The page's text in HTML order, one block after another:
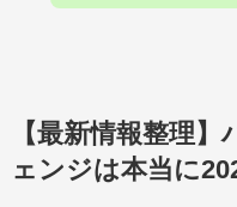
【最新情報整理
ェンジは本当に